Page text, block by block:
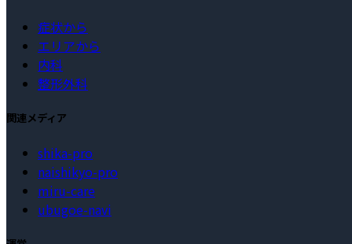
症状から
エリアから
内科
整形外科
関連メディア
shika-pro
naishikyo-pro
miru-care
ubugoe-navi